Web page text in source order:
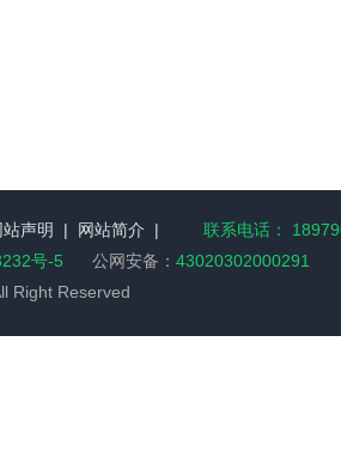
站声明 | 网站简介 |
联系电话：
号-5 公网安备： 43020302000291
Right Reserved